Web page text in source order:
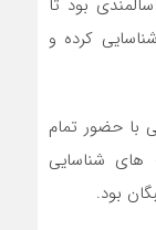
بود تا
کرده و
با حضور تمام
شناسایی
بود.